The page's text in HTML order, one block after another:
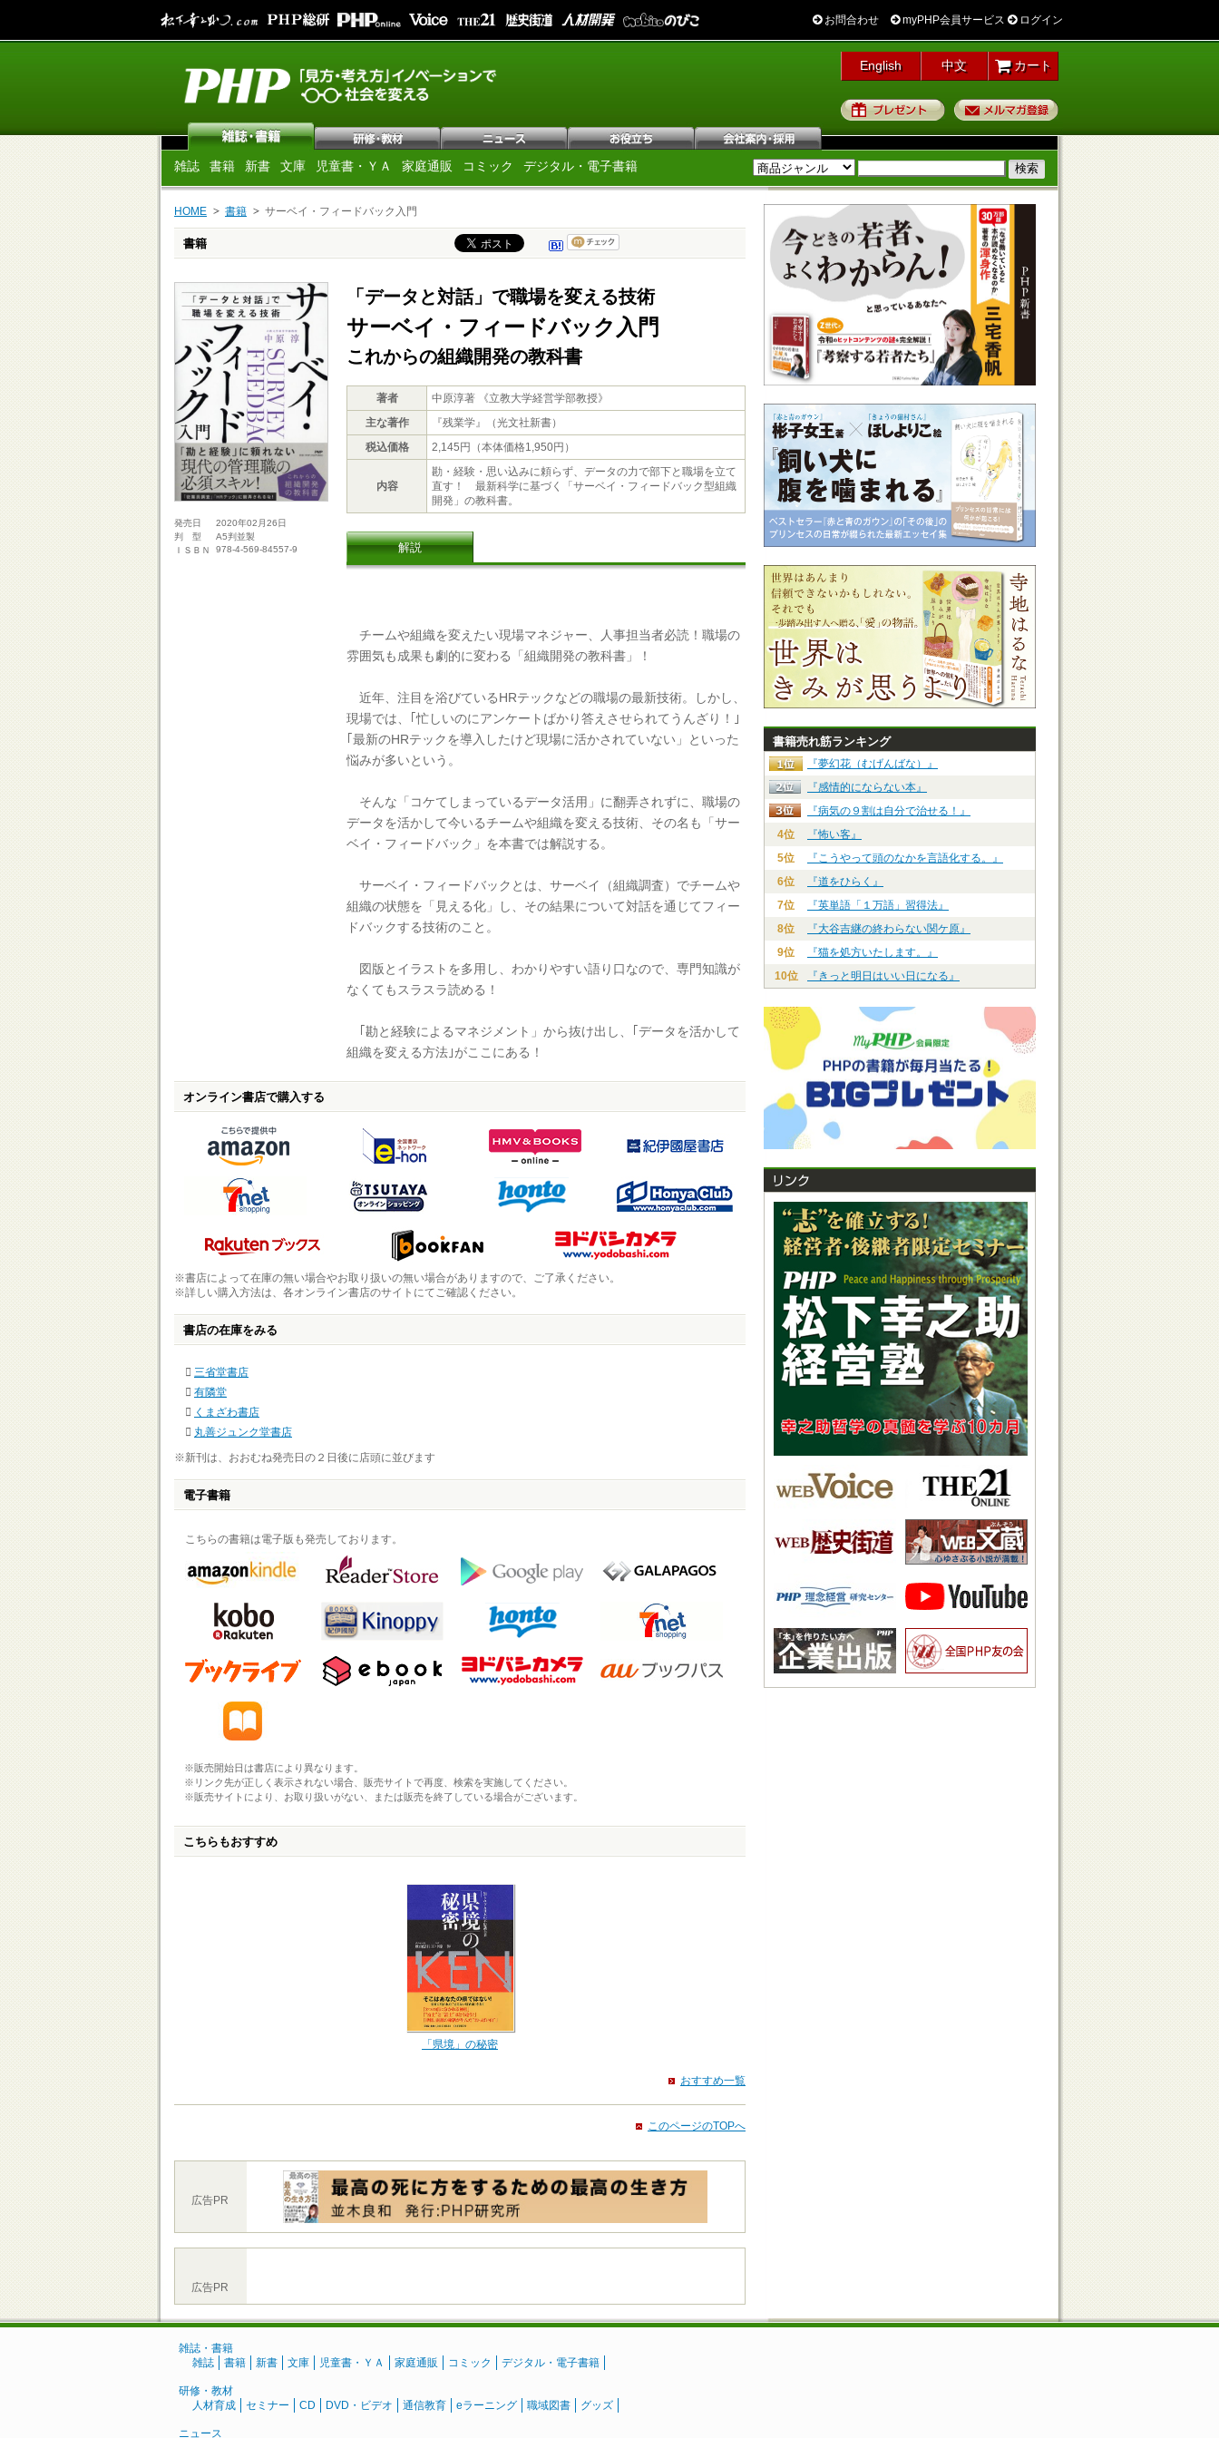
お問合わせ myPHP会員サービス ログイン
English 中文 カート
プレゼント
雑誌 書籍 新書 文庫 児童書・ＹＡ 家庭通販 コミック デジタル・電子書籍
HOME 書籍 サーベイ・フィードバック入門
書籍
発売日
2020年02月26日
判 型
A5判並製
ＩＳＢＮ
978-4-569-84557-9
「データと対話」で職場を変える技術
サーベイ・フィードバック入門
これからの組織開発の教科書
著者
中原淳著 《立教大学経営学部教授》
主な著作
『残業学』（光文社新書）
税込価格
2,145円（本体価格1,950円）
内容
勘・経験・思い込みに頼らず、データの力で部下と職場を立て
直す！ 最新科学に基づく「サーベイ・フィードバック型組織
開発」の教科書。
解説
チームや組織を変えたい現場マネジャー、人事担当者必読！職場の
雰囲気も成果も劇的に変わる「組織開発の教科書」！
近年、注目を浴びているHRテックなどの職場の最新技術。しかし、
現場では、｢忙しいのにアンケートばかり答えさせられてうんざり！｣
｢最新のHRテックを導入したけど現場に活かされていない」といった
悩みが多いという。
そんな「コケてしまっているデータ活用」に翻弄されずに、職場の
データを活かして今いるチームや組織を変える技術、その名も「サー
ベイ・フィードバック」を本書では解説する。
サーベイ・フィードバックとは、サーベイ（組織調査）でチームや
組織の状態を「見える化」し、その結果について対話を通じてフィー
ドバックする技術のこと。
図版とイラストを多用し、わかりやすい語り口なので、専門知識が
なくてもスラスラ読める！
｢勘と経験によるマネジメント」から抜け出し、｢データを活かして
組織を変える方法｣がここにある！
オンライン書店で購入する
※書店によって在庫の無い場合やお取り扱いの無い場合がありますので、ご了承ください。
※詳しい購入方法は、各オンライン書店のサイトにてご確認ください。
書店の在庫をみる
三省堂書店
有隣堂
くまざわ書店
丸善ジュンク堂書店
※新刊は、おおむね発売日の２日後に店頭に並びます
電子書籍
こちらの書籍は電子版も発売しております。
※販売開始日は書店により異なります。
※リンク先が正しく表示されない場合、販売サイトで再度、検索を実施してください。
※販売サイトにより、お取り扱いがない、または販売を終了している場合がございます。
こちらもおすすめ
「県境」の秘密
おすすめ一覧
このページのTOPへ
広告PR
広告PR
書籍売れ筋ランキング
『夢幻花（むげんばな）』
『感情的にならない本』
『病気の９割は自分で治せる！』
4位
『怖い客』
5位
『こうやって頭のなかを言語化する。』
6位
『道をひらく』
7位
『英単語「１万語」習得法』
8位
『大谷吉継の終わらない関ケ原』
9位
『猫を処方いたします。』
10位
『きっと明日はいい日になる』
雑誌・書籍
雑誌
書籍 新書 文庫 児童書・ＹＡ 家庭通販 コミック デジタル・電子書籍
研修・教材
人材育成
セミナー CD DVD・ビデオ 通信教育 eラーニング 職域図書 グッズ
ニュース